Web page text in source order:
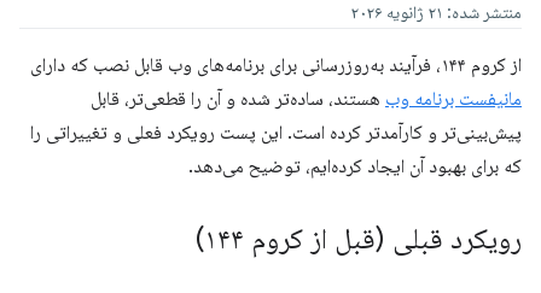
منتشر شده: ۲۱ ژانویه ۲۰۲۶
از کروم ۱۴۴، فرآیند به‌روزرسانی برای برنامه‌های وب قابل نصب که دارای
مانیفست برنامه وب هستند، ساده‌تر شده و آن را قطعی‌تر، قابل
پیش‌بینی‌تر و کارآمدتر کرده است. این پست رویکرد فعلی و تغییراتی را
که برای بهبود آن ایجاد کرده‌ایم، توضیح می‌دهد.
رویکرد قبلی (قبل از کروم ۱۴۴)